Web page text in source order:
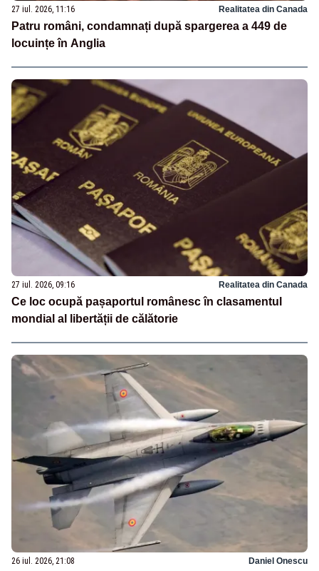
27 iul. 2026, 11:16 Realitatea din Canada
Patru români, condamnați după spargerea a 449 de
locuințe în Anglia
27 iul. 2026, 09:16 Realitatea din Canada
Ce loc ocupă pașaportul românesc în clasamentul
mondial al libertății de călătorie
26 iul. 2026, 21:08 Daniel Onescu